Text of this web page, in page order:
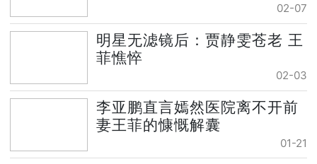
02-07
明星无滤镜后：贾静雯苍老 王
菲憔悴
02-03
李亚鹏直言嫣然医院离不开前
妻王菲的慷慨解囊
01-21